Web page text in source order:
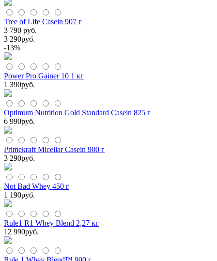
Tree of Life Casein 907 г
3 790 руб.
3 290руб.
-13%
Power Pro Gainer 10 1 кг
1 390руб.
Optimum Nutrition Gold Standard Casein 825 г
6 990руб.
Primekraft Micellar Casein 900 г
3 290руб.
Not Bad Whey 450 г
1 190руб.
Rule1 R1 Whey Blend 2,27 кг
12 990руб.